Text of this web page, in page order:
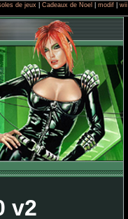
de jeux| Cadeaux de Noel modif| wii|
v2